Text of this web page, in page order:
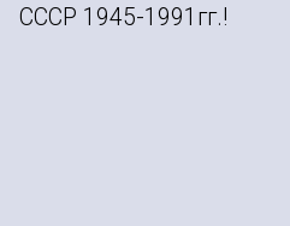
СССР 1945-1991гг.!